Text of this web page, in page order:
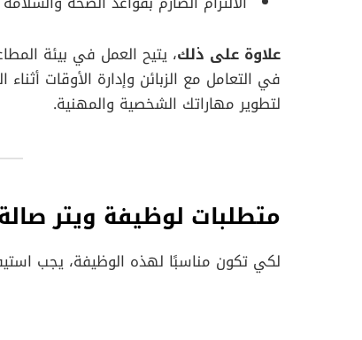
علاوة على ذلك، يتيح العمل في بيئة
في التعامل مع الزبائن وإدارة الأوقات أثناء
لتطوير مهاراتك الشخصية والمهنية.
متطلبات لوظيفة ويتر
لكي تكون مناسبًا لهذه الوظيفة، يجب